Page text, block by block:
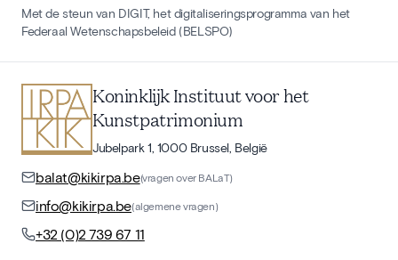
Met de steun van DIGIT, het digitaliseringsprogramma van het
Federaal Wetenschapsbeleid (BELSPO)
Koninklijk Instituut voor het
Kunstpatrimonium
Jubelpark 1, 1000 Brussel, België
balat@kikirpa.be(vragen over BALaT)
info@kikirpa.be(algemene vragen)
+32 (0)2 739 67 11